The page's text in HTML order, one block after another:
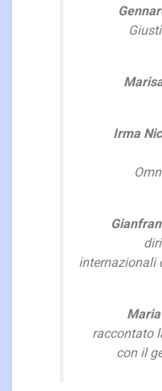
Irma
internazionali
raccontato
con il